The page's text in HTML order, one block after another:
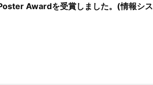
Awardを受賞しました。(情報シ